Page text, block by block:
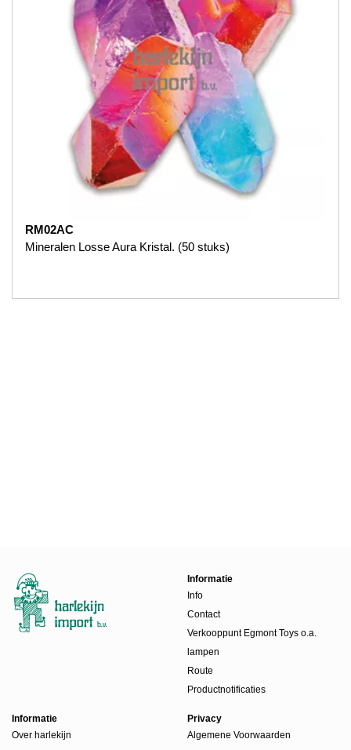
RM02AC
Mineralen Losse Aura Kristal. (50 stuks)
Informatie
Info
Contact
Verkooppunt Egmont Toys o.a.
lampen
Route
Productnotificaties
Informatie
Over harlekijn
Privacy
Algemene Voorwaarden